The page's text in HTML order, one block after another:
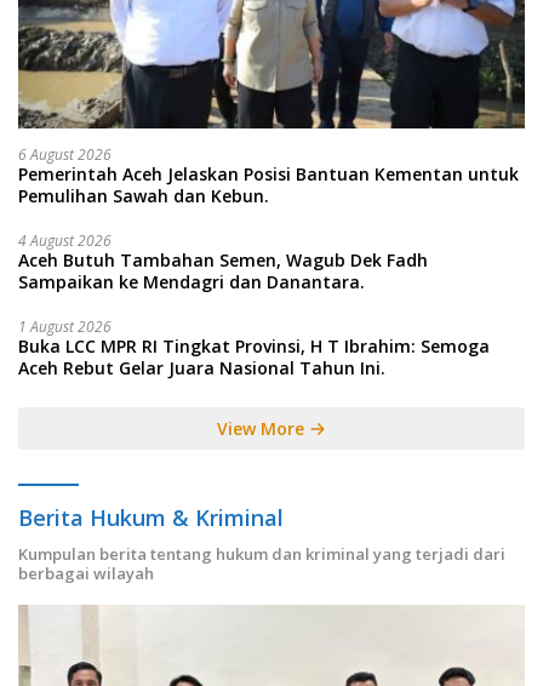
6 August 2026
Pemerintah Aceh Jelaskan Posisi Bantuan Kementan untuk
Pemulihan Sawah dan Kebun.
4 August 2026
Aceh Butuh Tambahan Semen, Wagub Dek Fadh
Sampaikan ke Mendagri dan Danantara.
1 August 2026
Buka LCC MPR RI Tingkat Provinsi, H T Ibrahim: Semoga
Aceh Rebut Gelar Juara Nasional Tahun Ini.
View More
Berita Hukum & Kriminal
Kumpulan berita tentang hukum dan kriminal yang terjadi dari
berbagai wilayah